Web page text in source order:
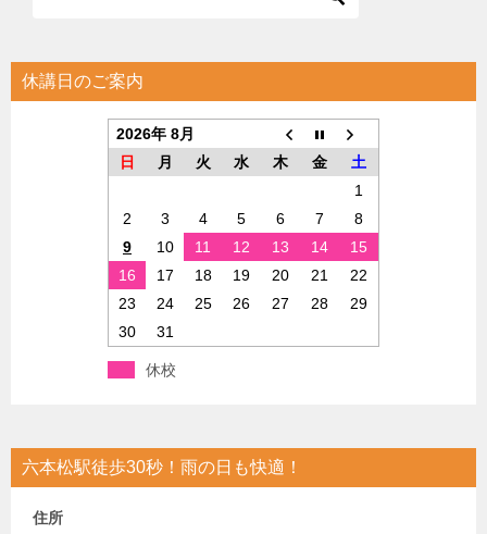
休講日のご案内
2026年 8月
日
月 火 水 木 金
土
1
2
3 4 5 6 7
8
9
10 11 12 13 14
15
16
17 18 19 20 21
22
23
24 25 26 27 28
29
30
31
休校
六本松駅徒歩30秒！雨の日も快適！
住所